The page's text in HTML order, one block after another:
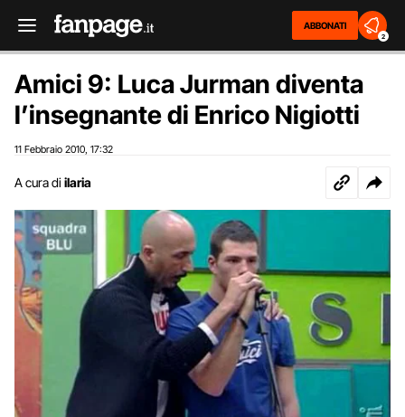
ABBONATI
2
Amici 9: Luca Jurman diventa
l’insegnante di Enrico Nigiotti
11 Febbraio 2010 17:32
A cura di ilaria